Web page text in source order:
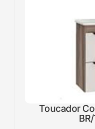
Toucador